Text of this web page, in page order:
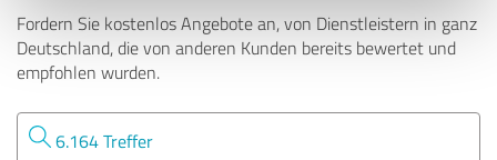
Fordern Sie kostenlos Angebote an, von Dienstleistern in ganz
Deutschland, die von anderen Kunden bereits bewertet und
empfohlen wurden.
6.164 Treffer